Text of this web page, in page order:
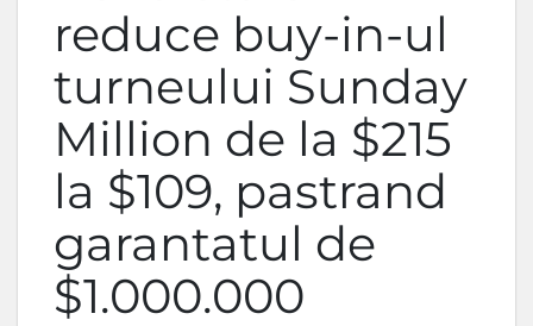
reduce buy-in-ul
turneului Sunday
Million de la $215
la $109, pastrand
garantatul de
$1.000.000